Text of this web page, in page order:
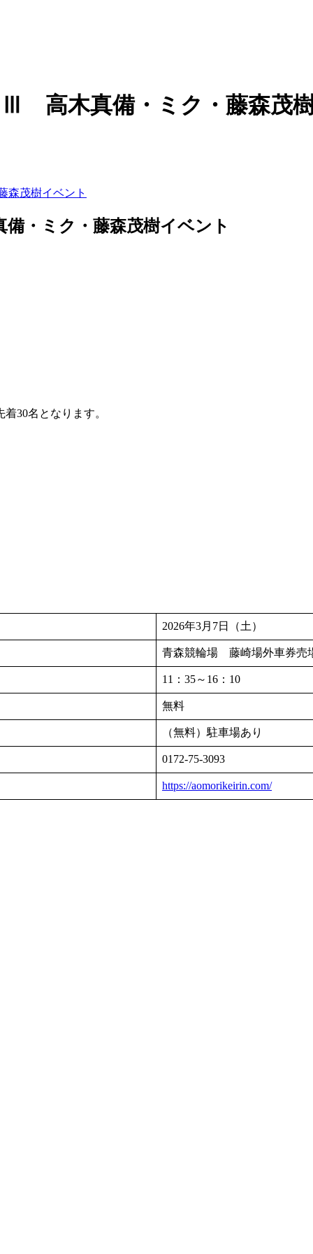
高木真備・ミク・藤森茂
・ミク・藤森茂樹イベント
名となります。
2026年3月7日（土）
青森競輪場 藤崎場外車券売
11：35～16：10
無料
（無料）駐車場あり
0172-75-3093
https://aomorikeirin.com/